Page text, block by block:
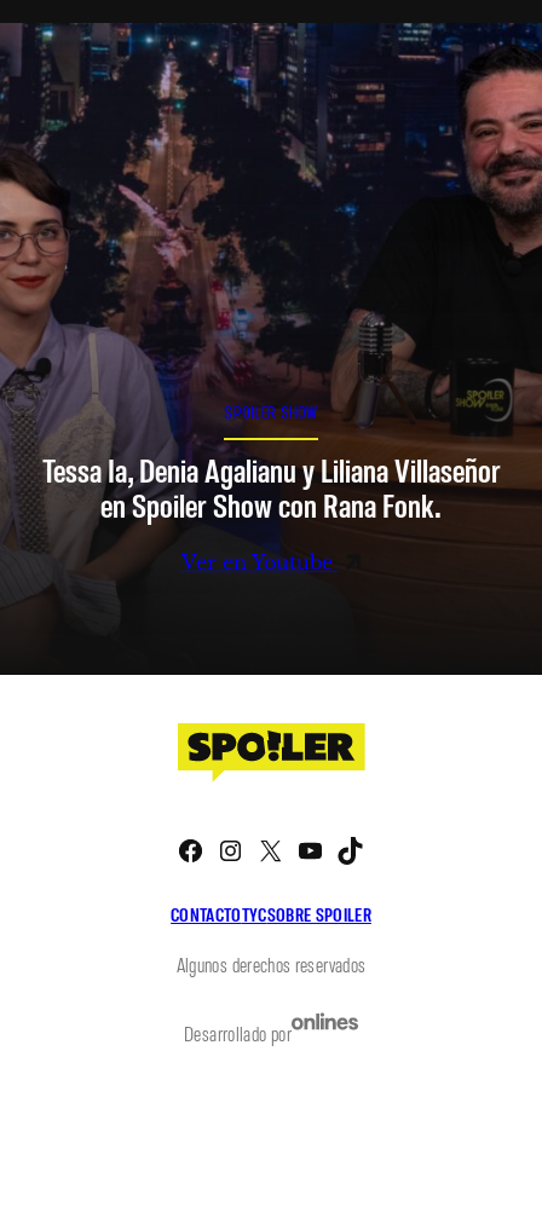
SPOILER SHOW
Tessa Ia, Denia Agalianu y Liliana Villaseñor
en Spoiler Show con Rana Fonk.
Ver en Youtube
CONTACTOTYCSOBRE SPOILER
Facebook
Instagram
X YouTube
Algunos derechos reservados
Desarrollado por